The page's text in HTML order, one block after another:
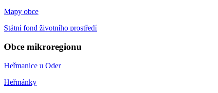
Mapy obce
Státní fond životního prostředí
Obce mikroregionu
Heřmanice u Oder
Heřmánky